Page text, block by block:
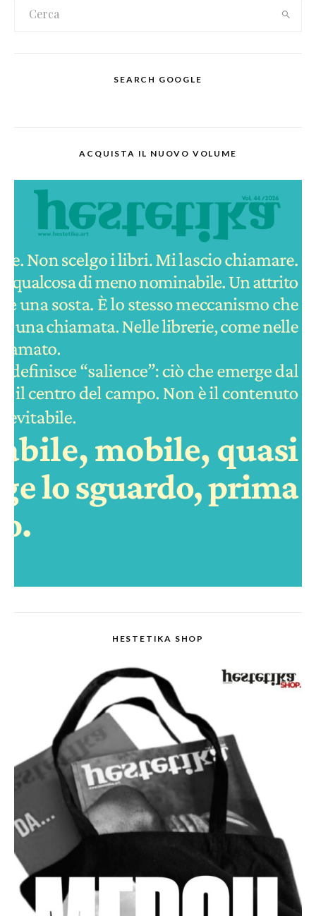
SEARCH GOOGLE
ACQUISTA IL NUOVO VOLUME
HESTETIKA SHOP